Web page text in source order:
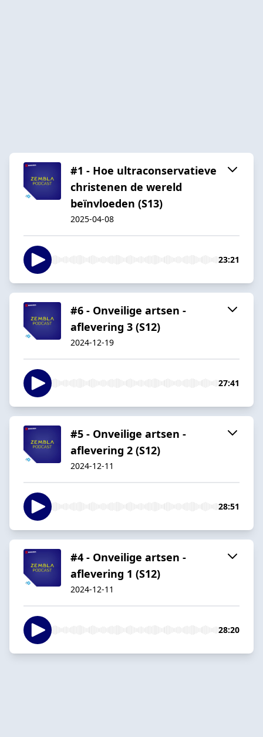
#1 - Hoe ultraconservatieve
christenen de wereld
beïnvloeden (S13)
2025-04-08
23:21
#6 - Onveilige artsen -
aflevering 3 (S12)
2024-12-19
27:41
#5 - Onveilige artsen -
aflevering 2 (S12)
2024-12-11
28:51
#4 - Onveilige artsen -
aflevering 1 (S12)
2024-12-11
28:20